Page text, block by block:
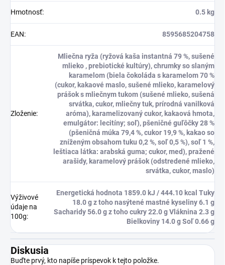
Hmotnosť: 0.5 kg
EAN: 8595685204758
Zloženie:
Mliečna ryža (ryžová kaša instantná 79 %, sušené
mlieko , prebiotické kultúry), chrumky so slaným
karamelom (biela čokoláda s karamelom 70 %
(cukor, kakaové maslo, sušené mlieko, karamelový
prášok s mliečnym tukom (sušené mlieko, sušená
srvátka, cukor, mliečny tuk, prírodná vanilková
aróma), karamelizovaný cukor, kakaová hmota,
emulgátor: lecitíny; soľ), pšeničné guľôčky 28 %
(pšeničná múka 79,4 %, cukor 19,9 %, kakao so
zníženým obsahom tuku 0,2 %, soľ 0,5 %), soľ 1 %,
leštiaca látka: arabská guma; cukor, med), pražené
arašidy, karamelový prášok (odstredené mlieko,
srvátka, cukor, maslo)
Výživové
údaje na
100g:
Energetická hodnota 1859.0 kJ / 444.10 kcal Tuky
18.0 g z toho nasýtené mastné kyseliny 6.1 g
Sacharidy 56.0 g z toho cukry 22.0 g Vláknina 2.3 g
Bielkoviny 14.0 g Soľ 0.66 g
Diskusia
Buďte prvý, kto napíše príspevok k tejto položke.